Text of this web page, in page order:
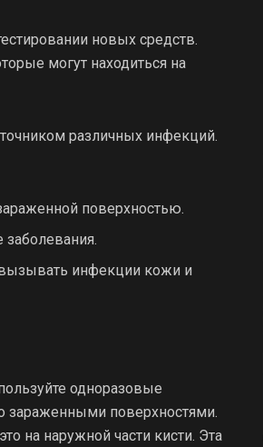
новых средств.
могут находиться на
различных инфекций.
поверхностью.
вызывать инфекции кожи и
одноразовые
зараженными поверхностями.
на наружной части кисти. Эта